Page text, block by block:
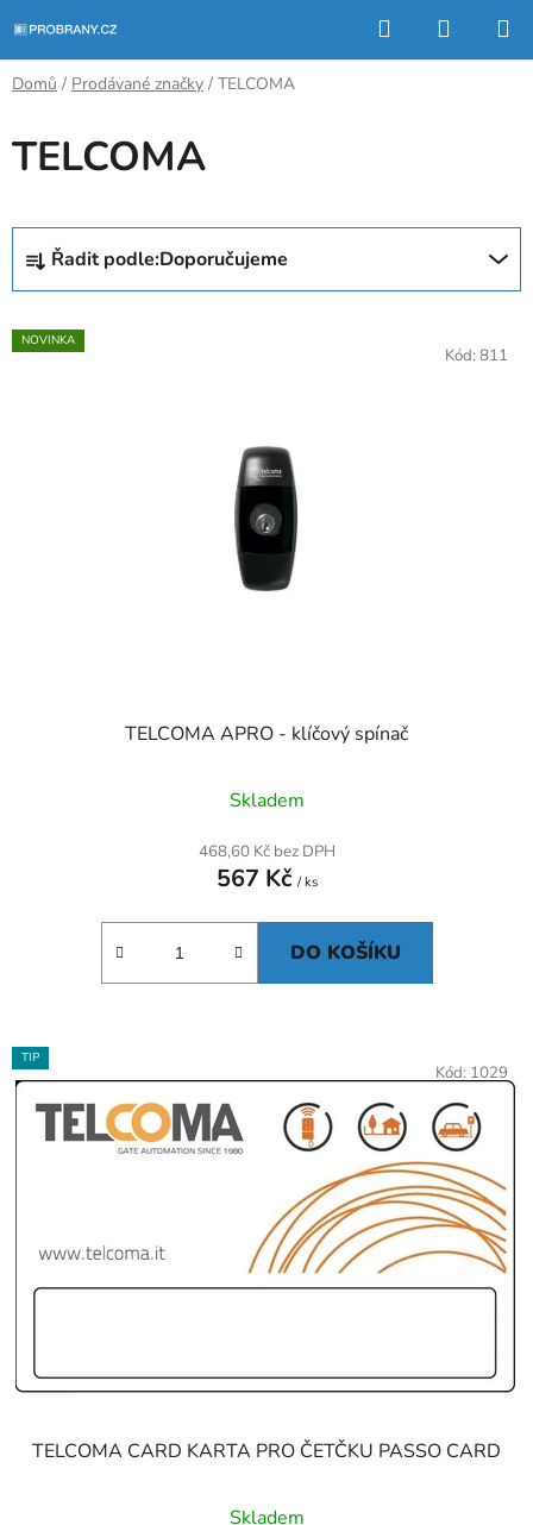
na
obsah
Hledat
KOŠÍK
Domů / Prodávané značky / TELCOMA
TELCOMA
Ř
z
e
n
Řadit podle:Doporučujeme
V
ý
NOVINKA
TELCOMA APRO - klíčový spínač
Skladem
468,60 Kč bez DPH
567 Kč / ks
DO KOŠÍKU
Kód: 811
TIP
TELCOMA CARD KARTA PRO ČETČKU PASSO CARD
Skladem
Kód: 1029